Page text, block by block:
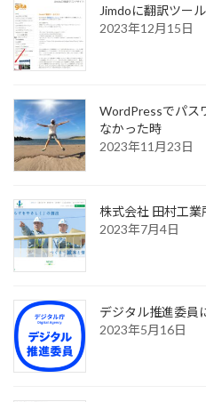
Jimdoに翻訳ツー
2023年12月15日
WordPressでパス
なかった時
2023年11月23日
株式会社 田村工業
2023年7月4日
デジタル推進委員
2023年5月16日